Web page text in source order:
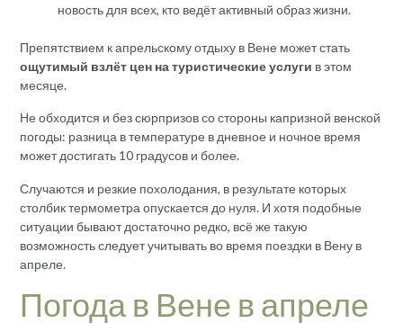
новость для всех, кто ведёт активный образ жизни.
Препятствием к апрельскому отдыху в Вене может стать
ощутимый взлёт цен на туристические услуги в этом
месяце.
Не обходится и без сюрпризов со стороны капризной венской
погоды: разница в температуре в дневное и ночное время
может достигать 10 градусов и более.
Случаются и резкие похолодания, в результате которых
столбик термометра опускается до нуля. И хотя подобные
ситуации бывают достаточно редко, всё же такую
возможность следует учитывать во время поездки в Вену в
апреле.
Погода в Вене в апреле